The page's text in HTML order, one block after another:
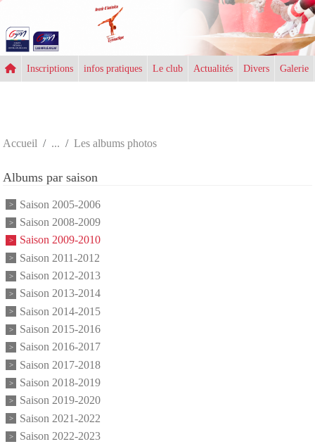
Inscriptions infos pratiques Le club Actualités Divers Galerie
Accueil Les albums photos
Albums par saison
Saison 2005-2006
Saison 2008-2009
Saison 2009-2010
Saison 2011-2012
Saison 2012-2013
Saison 2013-2014
Saison 2014-2015
Saison 2015-2016
Saison 2016-2017
Saison 2017-2018
Saison 2018-2019
Saison 2019-2020
Saison 2021-2022
Saison 2022-2023
Panneau de gestion des cookies